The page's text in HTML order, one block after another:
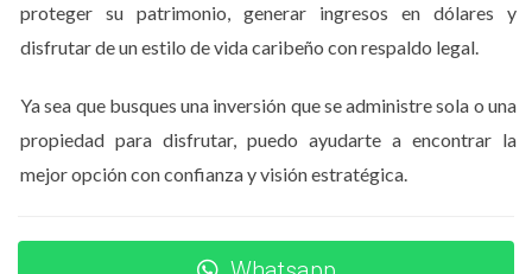
ubicación, tamaño, amenities, etapa de construcción y
tipo de unidad. Comparar proyectos en la misma zona te
cuadrado.
Analizar la ubicación exacta
potencial. Cap Cana, Downtown Punta Cana, Vista Cana
proteger su patrimonio, generar ingresos en dólares y
disfrutar de un estilo de vida caribeño con respaldo legal.
Ya sea que busques una inversión que se administre sola o una
propiedad para disfrutar, puedo ayudarte a encontrar la
mejor opción con confianza y visión estratégica.